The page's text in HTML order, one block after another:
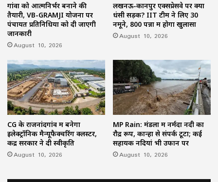
गांवों को आत्मनिर्भर बनाने की
तैयारी, VB-GRAMJI योजना पर
पंचायत प्रतिनिधियों को दी जाएगी
जानकारी
August 10, 2026
लखनऊ-कानपुर एक्सप्रेसवे पर क्यों
धंसी सड़क? IIT टीम ने लिए 30
नमूने, 800 पन्नों में होगा खुलासा
August 10, 2026
CG के राजनांदगांव में बनेगा
इलेक्ट्रॉनिक मैन्यूफैक्चरिंग क्लस्टर,
केंद्र सरकार ने दी स्वीकृति
August 10, 2026
MP Rain: मंडला में नर्मदा नदी का
रौद्र रूप, कान्हा से संपर्क टूटा; कई
सहायक नदियां भी उफान पर
August 10, 2026